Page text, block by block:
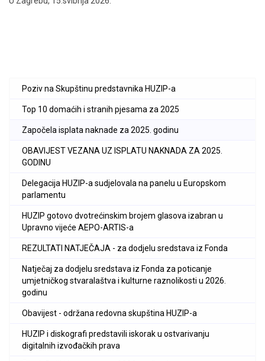
Poziv na Skupštinu predstavnika HUZIP-a
Top 10 domaćih i stranih pjesama za 2025
Započela isplata naknade za 2025. godinu
OBAVIJEST VEZANA UZ ISPLATU NAKNADA ZA 2025.
GODINU
Delegacija HUZIP-a sudjelovala na panelu u Europskom
parlamentu
HUZIP gotovo dvotrećinskim brojem glasova izabran u
Upravno vijeće AEPO-ARTIS-a
REZULTATI NATJEČAJA - za dodjelu sredstava iz Fonda
Natječaj za dodjelu sredstava iz Fonda za poticanje
umjetničkog stvaralaštva i kulturne raznolikosti u 2026.
godinu
Obavijest - održana redovna skupština HUZIP-a
HUZIP i diskografi predstavili iskorak u ostvarivanju
digitalnih izvođačkih prava